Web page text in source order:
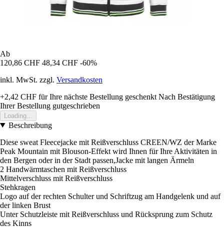
Ab
120,86 CHF 48,34 CHF -60%
inkl. MwSt. zzgl. Versandkosten
+2,42 CHF für Ihre nächste Bestellung geschenkt Nach Bestätigung
Ihrer Bestellung gutgeschrieben
Loading...
Beschreibung
Diese sweat Fleecejacke mit Reißverschluss CREEN/WZ der Marke
Peak Mountain mit Blouson-Effekt wird Ihnen für Ihre Aktivitäten in
den Bergen oder in der Stadt passen,Jacke mit langen Ärmeln
2 Handwärmtaschen mit Reißverschluss
Mittelverschluss mit Reißverschluss
Stehkragen
Logo auf der rechten Schulter und Schriftzug am Handgelenk und auf
der linken Brust
Unter Schutzleiste mit Reißverschluss und Rücksprung zum Schutz
des Kinns